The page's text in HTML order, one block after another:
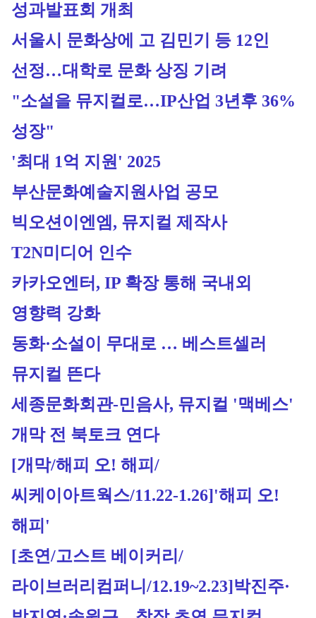
성과발표회 개최
서울시 문화상에 고 김민기 등 12인
선정…대학로 문화 상징 기려
"소설을 뮤지컬로…IP산업 3년후 36%
성장"
'최대 1억 지원' 2025
부산문화예술지원사업 공모
빅오션이엔엠, 뮤지컬 제작사
T2N미디어 인수
카카오엔터, IP 확장 통해 국내외
영향력 강화
동화·소설이 무대로 … 베스트셀러
뮤지컬 뜬다
세종문화회관-민음사, 뮤지컬 '맥베스'
개막 전 북토크 연다
[개막/해피 오! 해피/
씨케이아트웍스/11.22-1.26]'해피 오!
해피'
[초연/고스트 베이커리/
라이브러리컴퍼니/12.19~2.23]박진주·